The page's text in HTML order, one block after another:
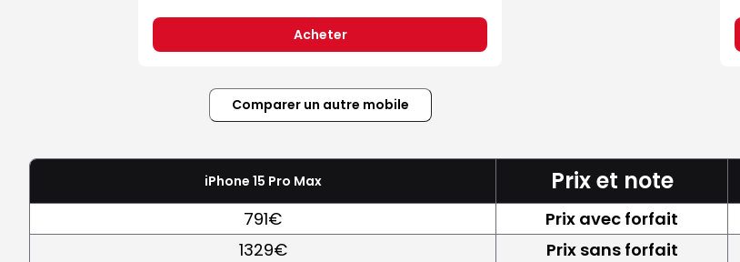
Acheter
Comparer un autre mobile
iPhone 15 Pro Max Prix et note
791€ Prix avec forfait
1329€
Prix sans forfait